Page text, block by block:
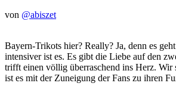
von @abiszet
Bayern-Trikots hier? Really? Ja, denn es
intensiver ist es. Es gibt die Liebe auf den
trifft einen völlig überraschend ins Herz.
ist es mit der Zuneigung der Fans zu ihren